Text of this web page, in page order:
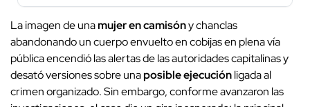
La imagen de unamujer en camisóny chanclas
abandonando un cuerpo envuelto en cobijas en plena vía
pública encendió las alertas de las autoridades capitalinas y
desató versiones sobre unaposible ejecuciónligada al
crimen organizado. Sin embargo, conforme avanzaron las